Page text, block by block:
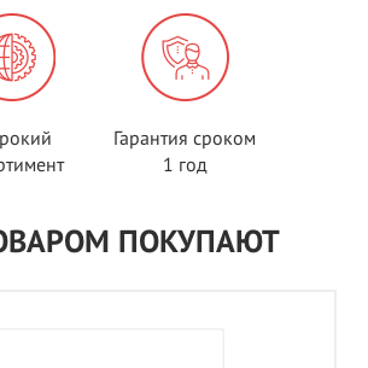
Гарантия сроком
1 год
ПОКУПАЮТ